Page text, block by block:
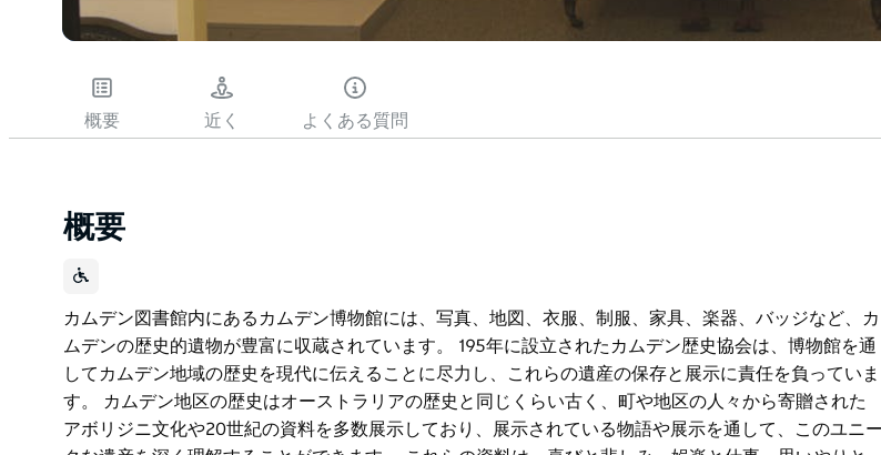
概要 近く よくある質問
概要
カムデン図書館内にあるカムデン博物館には、写真、地図、衣服、制服、家具、楽器、バッジなど、カ
ムデンの歴史的遺物が豊富に収蔵されています。 195年に設立されたカムデン歴史協会は、博物館を通
してカムデン地域の歴史を現代に伝えることに尽力し、これらの遺産の保存と展示に責任を負っていま
す。 カムデン地区の歴史はオーストラリアの歴史と同じくらい古く、町や地区の人々から寄贈された
アボリジニ文化や20世紀の資料を多数展示しており、展示されている物語や展示を通して、このユニー